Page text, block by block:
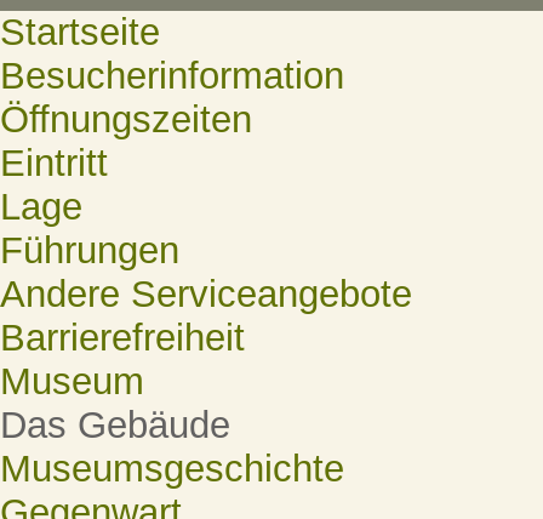
Startseite
Besucherinformation
Öffnungszeiten
Eintritt
Lage
Führungen
Andere Serviceangebote
Barrierefreiheit
Museum
Das Gebäude
Museumsgeschichte